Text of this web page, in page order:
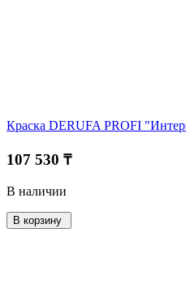
Краска DERUFA PROFI
107 530 ₸
В наличии
В корзину